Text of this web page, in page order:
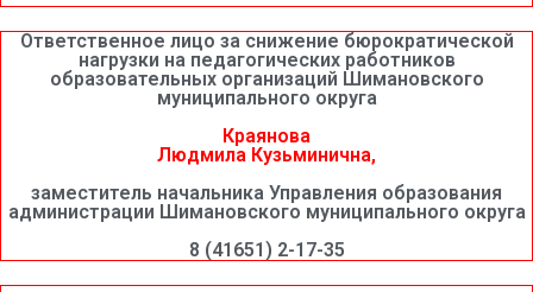
Ответственное лицо за снижение бюрократической
нагрузки на педагогических работников
образовательных организаций Шимановского
муниципального округа
Краянова
Людмила Кузьминична,
заместитель начальника Управления образования
администрации Шимановского муниципального округа
8 (41651) 2-17-35